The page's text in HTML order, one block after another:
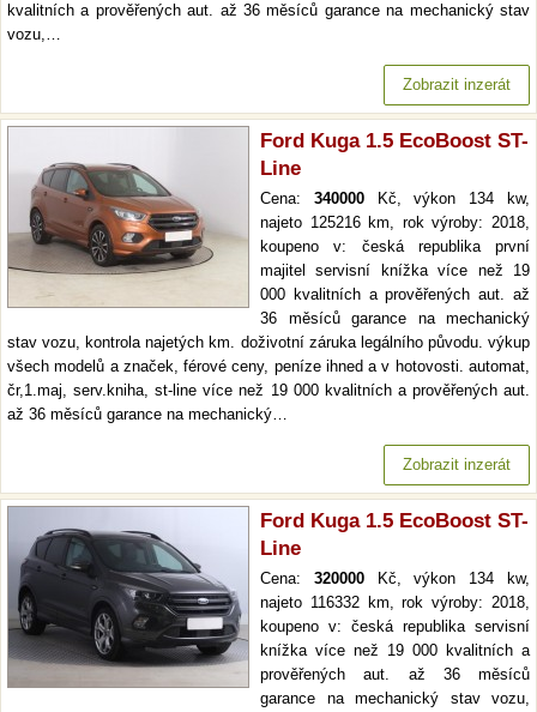
kvalitních a prověřených aut. až 36 měsíců garance na mechanický stav
vozu,…
Zobrazit inzerát
Ford Kuga 1.5 EcoBoost ST-
Line
Cena: 340000Kč, výkon 134 kw,
najeto 125216 km, rok výroby: 2018,
koupeno v: česká republika první
majitel servisní knížka více než 19
000 kvalitních a prověřených aut. až
36 měsíců garance na mechanický
stav vozu, kontrola najetých km. doživotní záruka legálního původu. výkup
všech modelů a značek, férové ceny, peníze ihned a v hotovosti. automat,
čr,1.maj, serv.kniha, st-line více než 19 000 kvalitních a prověřených aut.
až 36 měsíců garance na mechanický…
Zobrazit inzerát
Ford Kuga 1.5 EcoBoost ST-
Line
Cena: 320000Kč, výkon 134 kw,
najeto 116332 km, rok výroby: 2018,
koupeno v: česká republika servisní
knížka více než 19 000 kvalitních a
prověřených aut. až 36 měsíců
garance na mechanický stav vozu,